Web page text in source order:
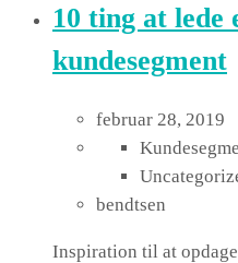
10 ting at lede
kundesegment
februar 28, 2019
bendtsen
Inspiration til at